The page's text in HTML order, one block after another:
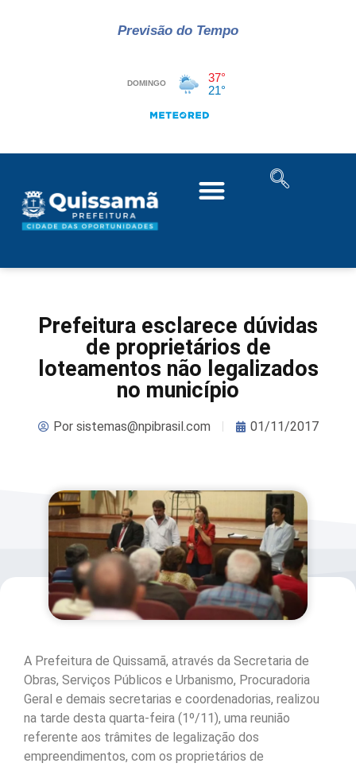
Previsão do Tempo
Prefeitura esclarece dúvidas
de proprietários de
loteamentos não legalizados
no município
Porsistemas@npibrasil.com 01/11/2017
A Prefeitura de Quissamã, através da Secretaria de
Obras, Serviços Públicos e Urbanismo, Procuradoria
Geral e demais secretarias e coordenadorias, realizou
na tarde desta quarta-feira (1º/11), uma reunião
referente aos trâmites de legalização dos
empreendimentos, com os proprietários de